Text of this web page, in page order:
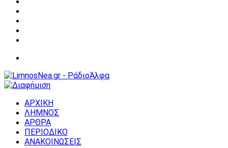
ΑΡΧΙΚΗ
ΛΗΜΝΟΣ
ΑΡΘΡΑ
ΠΕΡΙΟΔΙΚΟ
ΑΝΑΚΟΙΝΩΣΕΙΣ